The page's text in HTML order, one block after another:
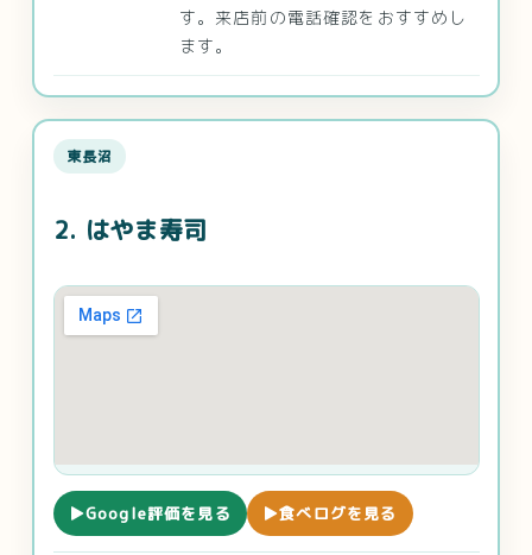
す。来店前の電話確認をおすすめし
ます。
東長沼
2. はやま寿司
▶Google評価を見る ▶食べログを見る